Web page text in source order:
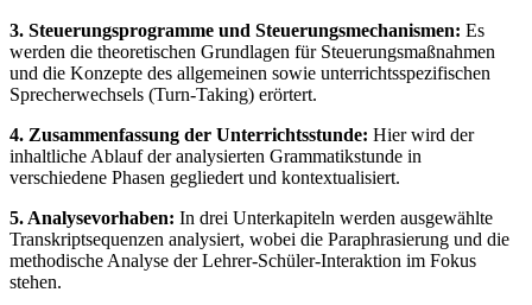
3. Steuerungsprogramme und Steuerungsmechanismen: Es
werden die theoretischen Grundlagen für Steuerungsmaßnahmen
und die Konzepte des allgemeinen sowie unterrichtsspezifischen
Sprecherwechsels (Turn-Taking) erörtert.
4. Zusammenfassung der Unterrichtsstunde: Hier wird der
inhaltliche Ablauf der analysierten Grammatikstunde in
verschiedene Phasen gegliedert und kontextualisiert.
5. Analysevorhaben: In drei Unterkapiteln werden ausgewählte
Transkriptsequenzen analysiert, wobei die Paraphrasierung und die
methodische Analyse der Lehrer-Schüler-Interaktion im Fokus
stehen.